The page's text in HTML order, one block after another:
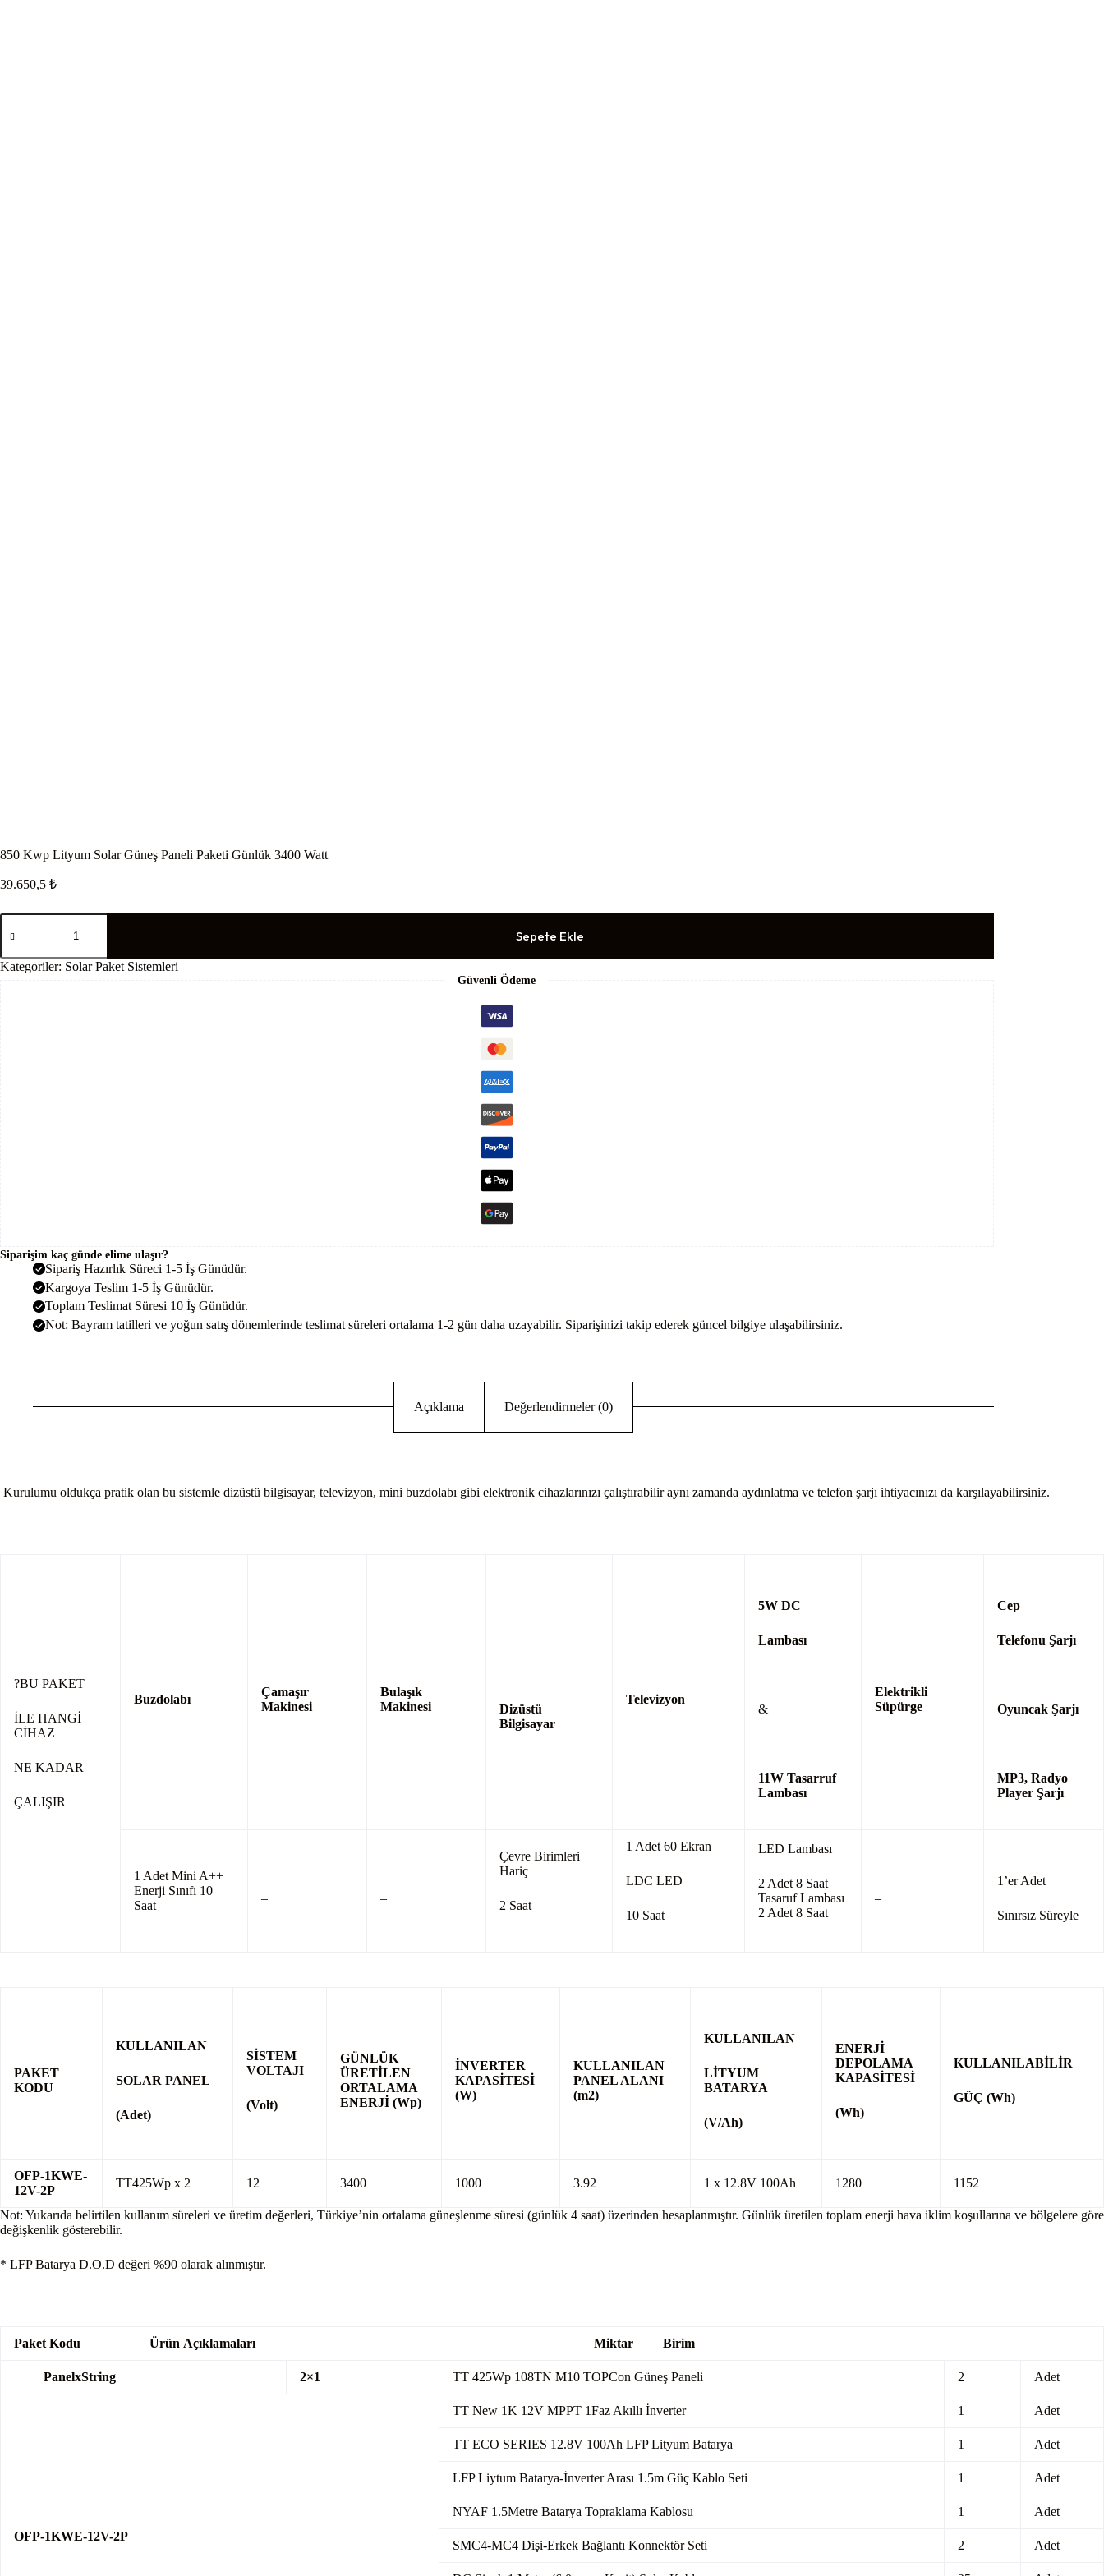
850 Kwp Lityum Solar Güneş Paneli Paketi Günlük 3400 Watt
39.650,5 ₺
850
Kwp
Solar
Güneş
Sepete Ekle
Kategoriler: Solar Paket Sistemleri
Güvenli Ödeme
Siparişim kaç günde elime ulaşır?
Sipariş Hazırlık Süreci 1-5 İş Günüdür.
Kargoya Teslim 1-5 İş Günüdür.
Toplam Teslimat Süresi 10 İş Günüdür.
Not: Bayram tatilleri ve yoğun satış dönemlerinde teslimat süreleri ortalama 1-2 gün daha uzayabilir. Siparişinizi takip ederek güncel bilgiye ulaşabilirsiniz.
Açıklama Değerlendirmeler (0)
Kurulumu oldukça pratik olan bu sistemle dizüstü bilgisayar, televizyon, mini buzdolabı gibi elektronik cihazlarınızı çalıştırabilir aynı zamanda aydınlatma ve telefon şarjı ihtiyacınızı da karşılayabilirsiniz.
?BU PAKET
İLE HANGİ
CİHAZ
NE KADAR
ÇALIŞIR
Buzdolabı
Çamaşır
Makinesi
Bulaşık
Makinesi
Dizüstü
Bilgisayar
Televizyon
5W DC
Lambası
&
11W Tasarruf
Lambası
Elektrikli
Süpürge
Cep
Telefonu Şarjı
Oyuncak Şarjı
MP3, Radyo
Player Şarjı
1 Adet Mini A++
Enerji Sınıfı 10
Saat
– –
Çevre Birimleri
Hariç
2 Saat
1 Adet 60 Ekran
LDC LED
10 Saat
LED Lambası
2 Adet 8 Saat
Tasaruf Lambası
2 Adet 8 Saat
–
1’er Adet
Sınırsız Süreyle
PAKET
KODU
KULLANILAN
SOLAR PANEL
(Adet)
SİSTEM
VOLTAJI
(Volt)
GÜNLÜK
ÜRETİLEN
ORTALAMA
ENERJİ (Wp)
İNVERTER
KAPASİTESİ
(W)
KULLANILAN
PANEL ALANI
(m2)
KULLANILAN
LİTYUM
BATARYA
(V/Ah)
ENERJİ
DEPOLAMA
KAPASİTESİ
(Wh)
KULLANILABİLİR
GÜÇ (Wh)
OFP-1KWE-
12V-2P
TT425Wp x 2 12 3400 1000 3.92 1 x 12.8V 100Ah 1280 1152
Not: Yukarıda belirtilen kullanım süreleri ve üretim değerleri, Türkiye’nin ortalama güneşlenme süresi (günlük 4 saat) üzerinden hesaplanmıştır. Günlük üretilen toplam enerji hava iklim koşullarına ve bölgelere göre
değişkenlik gösterebilir.
* LFP Batarya D.O.D değeri %90 olarak alınmıştır.
Paket Kodu Ürün Açıklamaları Miktar Birim
PanelxString 2×1 TT 425Wp 108TN M10 TOPCon Güneş Paneli 2 Adet
OFP-1KWE-12V-2P
TT New 1K 12V MPPT 1Faz Akıllı İnverter 1 Adet
TT ECO SERIES 12.8V 100Ah LFP Lityum Batarya 1 Adet
LFP Liytum Batarya-İnverter Arası 1.5m Güç Kablo Seti 1 Adet
NYAF 1.5Metre Batarya Topraklama Kablosu 1 Adet
SMC4-MC4 Dişi-Erkek Bağlantı Konnektör Seti 2 Adet